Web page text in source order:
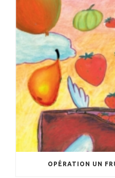
OPÉRATION UN